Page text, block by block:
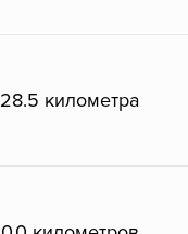
28.5 километра